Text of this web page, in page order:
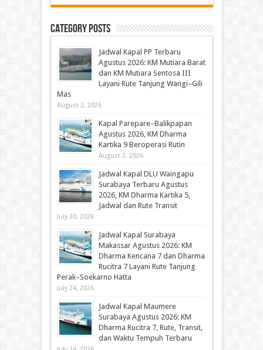
Category Posts
Jadwal Kapal PP Terbaru
Agustus 2026: KM Mutiara Barat
dan KM Mutiara Sentosa III
Layani Rute Tanjung Wangi–Gili
Mas
August 2, 2026
Kapal Parepare–Balikpapan
Agustus 2026, KM Dharma
Kartika 9 Beroperasi Rutin
August 2, 2026
Jadwal Kapal DLU Waingapu
Surabaya Terbaru Agustus
2026, KM Dharma Kartika 5,
Jadwal dan Rute Transit
July 30, 2026
Jadwal Kapal Surabaya
Makassar Agustus 2026: KM
Dharma Kencana 7 dan Dharma
Rucitra 7 Layani Rute Tanjung
Perak–Soekarno Hatta
July 24, 2026
Jadwal Kapal Maumere
Surabaya Agustus 2026: KM
Dharma Rucitra 7, Rute, Transit,
dan Waktu Tempuh Terbaru